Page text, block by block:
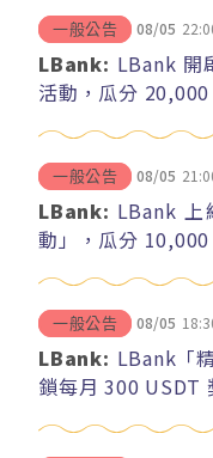
一般公告 08/05
LBank: LBank 開
活動，瓜分
一般公告 08/05
LBank: LBank 上
動」，瓜分
一般公告 08/05
LBank: LBank「
鎖每月 300 USDT